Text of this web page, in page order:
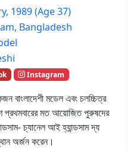
1989 (Age 37)
Bangladesh
Instagram
বাংলাদেশী মডেল এবং চলচ্চিত্র
প্রথমবারের মত আয়োজিত পুরুষদের
চ্যানেল আই হ্যান্ডসাম দ্য
অর্জন করেন।